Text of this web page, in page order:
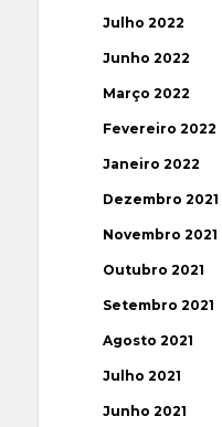
Julho 2022
Junho 2022
Março 2022
Fevereiro 2022
Janeiro 2022
Dezembro 2021
Novembro 2021
Outubro 2021
Setembro 2021
Agosto 2021
Julho 2021
Junho 2021